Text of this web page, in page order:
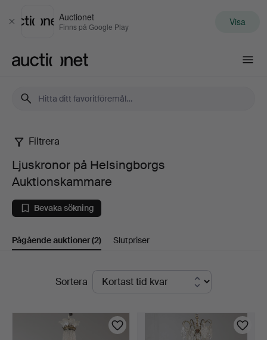
Stäng
Auctionet
Finns på Google Play Visa
Ljuskronor
på
Helsingborgs
Auktionskammare
Filtrera
Ljuskronor på Helsingborgs
Auktionskammare
Bevaka sökning
Pågående auktioner(2) Slutpriser
PågåendeSortera